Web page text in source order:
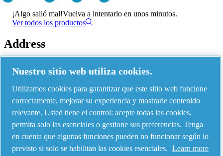
¡Algo salió mal!Vuelva a intentarlo en unos minutos.
Ver todos los productos
Address
Contact us
Piping Systems - click to see details
Nuestro sitio web utiliza cookies.
Utilizamos cookies para garantizar que este sitio web funcione
correctamente, mejorar su experiencia y mostrarle contenido
relevante. Usted tiene el control: acepte todas las cookies,
permita solo las esenciales o gestione sus preferencias. Tenga
en cuenta que algunas funciones pueden no funcionar según lo
previsto si solo se habilitan las cookies esenciales. Learn more